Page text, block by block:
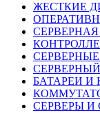
ЖЕСТКИЕ
БАТАРЕИ И
СЕРВЕРЫ И